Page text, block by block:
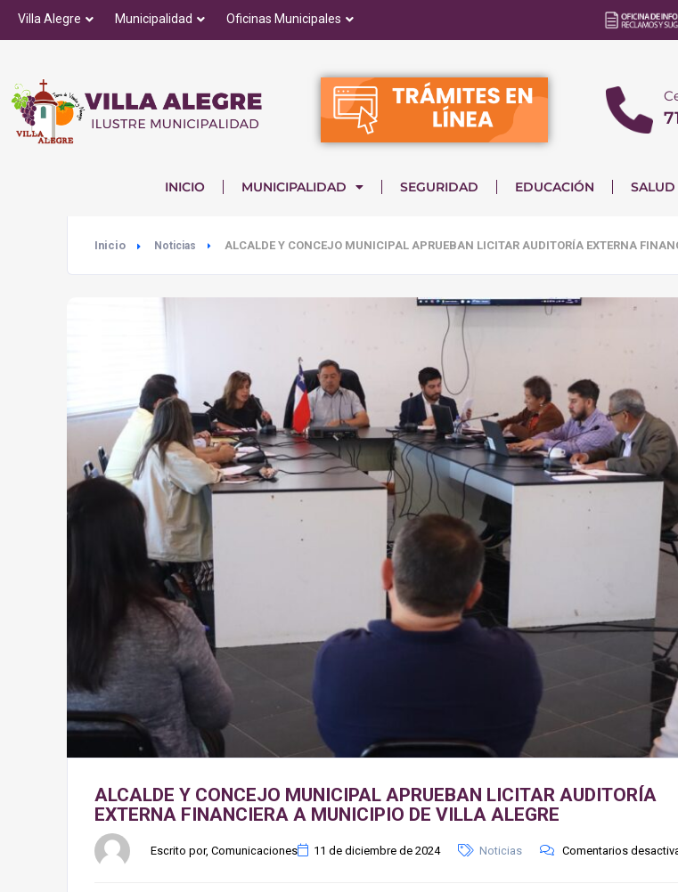
Villa Alegre Municipalidad Oficinas Municipales
INICIO MUNICIPALIDAD SEGURIDAD EDUCACIÓN SALUD
Inicio Noticias ALCALDE Y CONCEJO MUNICIPAL APRUEBAN LICITAR AUDITORÍA EXTERNA
ALCALDE Y CONCEJO MUNICIPAL APRUEBAN LICITAR AUDITORÍA
EXTERNA FINANCIERA A MUNICIPIO DE VILLA ALEGRE
Escrito por, Comunicaciones 11 de diciembre de 2024 Noticias Comentarios